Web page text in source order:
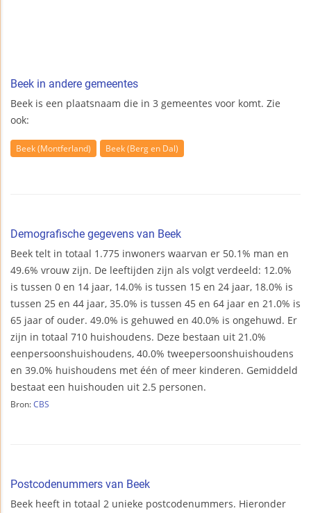
Beek in andere gemeentes
Beek is een plaatsnaam die in 3 gemeentes voor komt. Zie
ook:
Beek (Montferland) Beek (Berg en Dal)
Demografische gegevens van Beek
Beek telt in totaal 1.775 inwoners waarvan er 50.1% man en
49.6% vrouw zijn. De leeftijden zijn als volgt verdeeld: 12.0%
is tussen 0 en 14 jaar, 14.0% is tussen 15 en 24 jaar, 18.0% is
tussen 25 en 44 jaar, 35.0% is tussen 45 en 64 jaar en 21.0% is
65 jaar of ouder. 49.0% is gehuwed en 40.0% is ongehuwd. Er
zijn in totaal 710 huishoudens. Deze bestaan uit 21.0%
eenpersoonshuishoudens, 40.0% tweepersoonshuishoudens
en 39.0% huishoudens met één of meer kinderen. Gemiddeld
bestaat een huishouden uit 2.5 personen.
Bron: CBS
Postcodenummers van Beek
Beek heeft in totaal 2 unieke postcodenummers. Hieronder